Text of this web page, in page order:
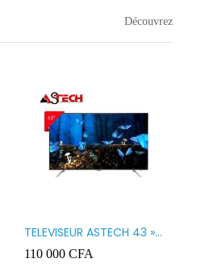
Découvrez
TELEVISEUR ASTECH 43 »
LED 43OD15
110 000 CFA